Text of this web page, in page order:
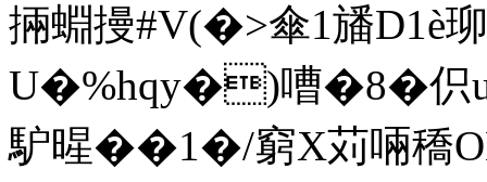
掚蜵摱#V(�>傘1旙
U�%hqy�)嘈�8�伿u
馿暒��1�/窮 X苅啢穚